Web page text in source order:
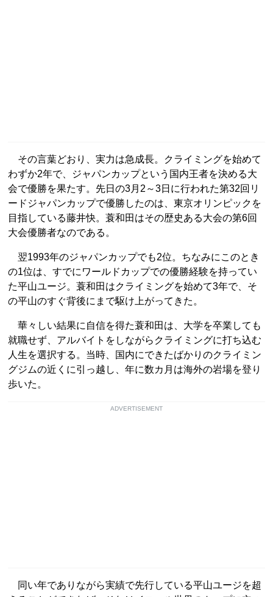
その言葉どおり、実力は急成長。クライミングを始めて
わずか2年で、ジャパンカップという国内王者を決める大
会で優勝を果たす。先日の3月2～3日に行われた第32回リ
ードジャパンカップで優勝したのは、東京オリンピックを
目指している藤井快。蓑和田はその歴史ある大会の第6回
大会優勝者なのである。
翌1993年のジャパンカップでも2位。ちなみにこのとき
の1位は、すでにワールドカップでの優勝経験を持ってい
た平山ユージ。蓑和田はクライミングを始めて3年で、そ
の平山のすぐ背後にまで駆け上がってきた。
華々しい結果に自信を得た蓑和田は、大学を卒業しても
就職せず、アルバイトをしながらクライミングに打ち込む
人生を選択する。当時、国内にできたばかりのクライミン
グジムの近くに引っ越し、年に数カ月は海外の岩場を登り
歩いた。
ADVERTISEMENT
同い年でありながら実績で先行している平山ユージを超